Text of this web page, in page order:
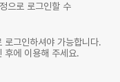
으로 로그인할 수
로그인하셔야 가능합니다.
후에 이용해 주세요.